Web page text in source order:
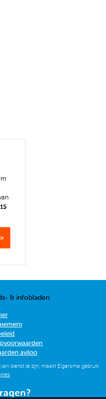
& infobladen
aviloo
dienst te zijn, maakt Elgersma gebruik
.